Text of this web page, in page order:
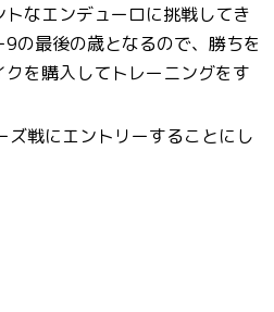
なエンデューロに挑戦してき
の最後の歳となるので、勝ちを
を購入してトレーニングをす
戦にエントリーすることにし